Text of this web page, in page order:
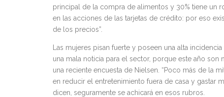
principal de la compra de alimentos y 30% tiene un
en las acciones de las tarjetas de crédito: por eso
de los precios”.
Las mujeres pisan fuerte y poseen una alta
una mala noticia para el sector, porque este año
una reciente encuesta de Nielsen. “Poco más de la
en reducir el entretenimiento fuera de casa y gastar
dicen, seguramente se achicará en esos rubros.